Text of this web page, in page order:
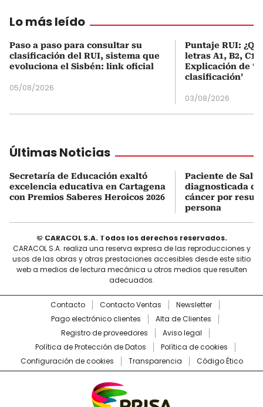
Lo más leído
Paso a paso para consultar su
clasificación del RUI, sistema que
evoluciona el Sisbén: link oficial
05/08/2026
Puntaje RUI:
letras A1, B2, C1
Explicación de
clasificación’
03/08/2026
Últimas Noticias
Secretaría de Educación exaltó
excelencia educativa en Cartagena
con Premios Saberes Heroicos 2026
Paciente de
diagnosticada
cáncer por
persona
© CARACOL S.A. Todos los derechos reservados.
CARACOL S.A. realiza una reserva expresa de las reproducciones y
usos de las obras y otras prestaciones accesibles desde este sitio
web a medios de lectura mecánica u otros medios que resulten
adecuados.
Contacto Contacto Ventas
Newsletter
Pago electrónico clientes
Alta de Clientes
Registro de proveedores
Aviso legal
Política de Protección de Datos
Política de cookies
Configuración de cookies
Transparencia Código Ético